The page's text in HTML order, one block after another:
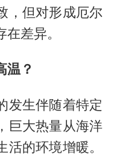
，但对形成厄尔
差异。
温？
发生伴随着特定
巨大热量从海洋
的环境增暖。